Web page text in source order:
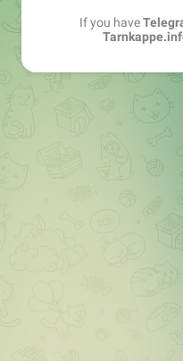
Kochen: https://
If you have